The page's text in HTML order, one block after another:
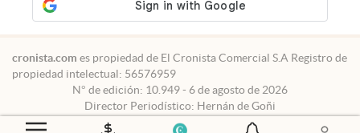
Consentimiento
Tel:+54 11 7078-3270
cronista.com es propiedad de El Cronista Comercial S.A Registro de
propiedad intelectual: 56576959
N° de edición: 10.949 - 6 de agosto de 2026
Director Periodístico: Hernán de Goñi